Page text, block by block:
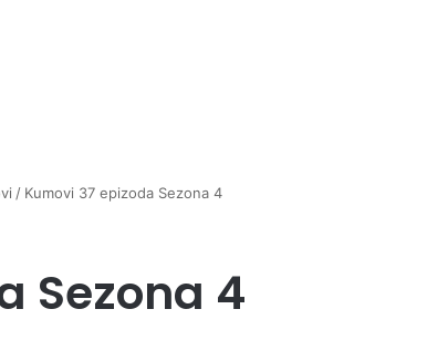
/ Kumovi 37 epizoda Sezona 4
Sezona 4